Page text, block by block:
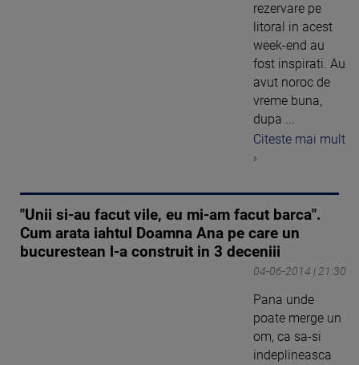
rezervare pe
litoral in acest
week-end au
fost inspirati. Au
avut noroc de
vreme buna,
dupa ...
Citeste mai mult
›
"Unii si-au facut vile, eu mi-am facut barca".
Cum arata iahtul Doamna Ana pe care un
bucurestean l-a construit in 3 deceniii
04-06-2014 | 21:30
Pana unde
poate merge un
om, ca sa-si
indeplineasca